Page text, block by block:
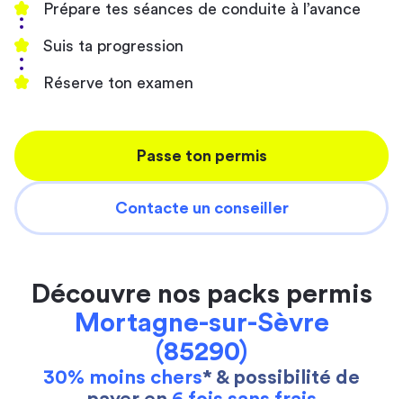
Prépare tes séances de conduite à l’avance
Suis ta progression
Réserve ton examen
Passe ton permis
Contacte un conseiller
Découvre nos packs permis
Mortagne-sur-Sèvre
(85290)
30% moins chers* & possibilité de